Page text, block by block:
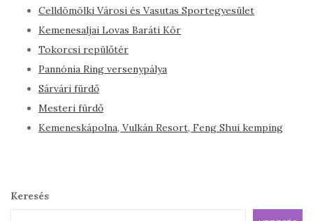
Celldömölki Városi és Vasutas Sportegyesület
Kemenesaljai Lovas Baráti Kör
Tokorcsi repülőtér
Pannónia Ring versenypálya
Sárvári fürdő
Mesteri fürdő
Kemeneskápolna, Vulkán Resort, Feng Shui kemping
Keresés